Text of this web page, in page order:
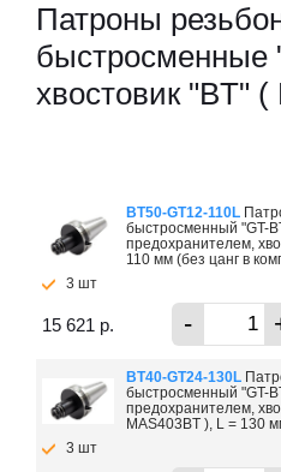
Патроны
быстросменные
хвостовик "BT"
BT50-GT12-110L
быстросменный "GT-
предохранителем,
110 мм (без цанг в
3 шт
15 621 р. -
BT40-GT24-130L
быстросменный "GT-
предохранителем,
MAS403BT ), L = 130
3 шт